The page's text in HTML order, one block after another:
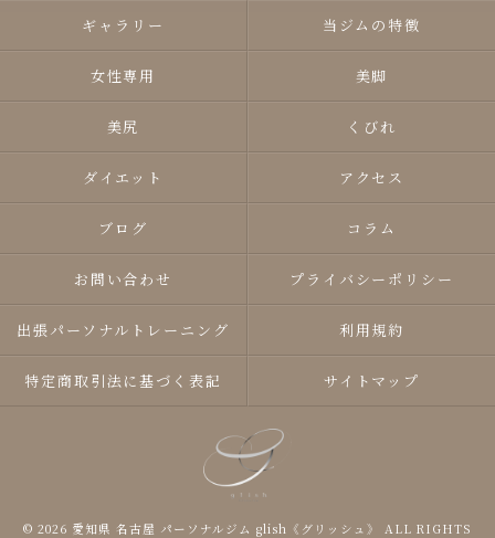
ギャラリー 当ジムの特徴
女性専用 美脚
美尻 くびれ
ダイエット アクセス
ブログ コラム
お問い合わせ プライバシーポリシー
出張パーソナルトレーニング 利用規約
特定商取引法に基づく表記 サイトマップ
© 2026 愛知県 名古屋 パーソナルジム glish《グリッシュ》 ALL RIGHTS